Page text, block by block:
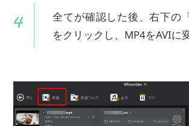
全てが確認した後、右下の
をクリックし、MP4をAVIに